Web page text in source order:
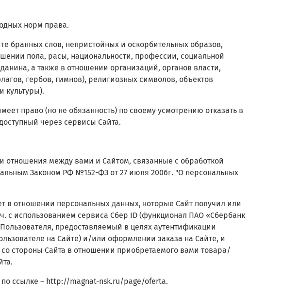
норм права.
бранных слов, непристойных и оскорбительных образов,
пола, расы, национальности, профессии, социальной
а также в отношении организаций, органов власти,
гербов, гимнов), религиозных символов, объектов
культуры).
право (но не обязанность) по своему усмотрению отказать в
через сервисы Сайта.
отношения между вами и Сайтом, связанные с обработкой
Законом РФ №152-ФЗ от 27 июля 2006г. "О персональных
в отношении персональных данных, которые Сайт получил или
с использованием сервиса Сбер ID (функционал ПАО «Сбербанк
предоставляемый в целях аутентификации
на Сайте) и/или оформлении заказа на Сайте, и
стороны Сайта в отношении приобретаемого вами товара/
ссылке – http://magnat-nsk.ru/page/oferta.